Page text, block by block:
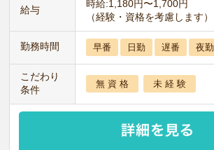
給与
時給:1,180円〜1,700円
（経験・資格を考慮します）
勤務時間 早番 日勤 遅番 夜勤
こだわり
条件
無 資 格 未 経 験